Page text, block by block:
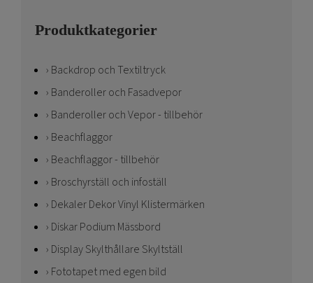
Produktkategorier
Backdrop och Textiltryck
Banderoller och Fasadvepor
Banderoller och Vepor - tillbehör
Beachflaggor
Beachflaggor - tillbehör
Broschyrställ och infoställ
Dekaler Dekor Vinyl Klistermärken
Diskar Podium Mässbord
Display Skylthållare Skyltställ
Fototapet med egen bild